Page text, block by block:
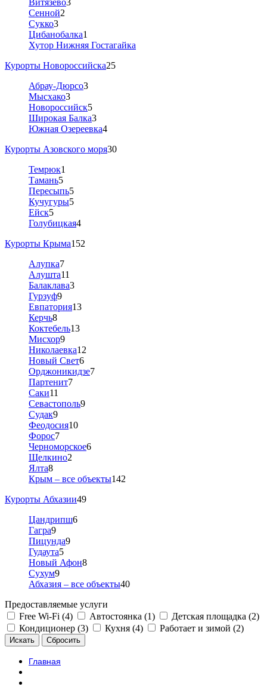
Витязево3
Сенной2
Сукко3
Цибанобалка1
Хутор Нижняя Гостагайка
Курорты Новороссийска25
Абрау-Дюрсо3
Мысхако3
Новороссийск5
Широкая Балка3
Южная Озереевка4
Курорты Азовского моря30
Темрюк1
Тамань5
Пересыпь5
Кучугуры5
Ейск5
Голубицкая4
Курорты Крыма152
Алупка7
Алушта11
Балаклава3
Гурзуф9
Евпатория13
Керчь8
Коктебель13
Мисхор9
Николаевка12
Новый Свет6
Орджоникидзе7
Партенит7
Саки11
Севастополь9
Судак9
Феодосия10
Форос7
Черноморское6
Щелкино2
Ялта8
Крым – все объекты142
Курорты Абхазии49
Цандрипш6
Гагра9
Пицунда9
Гудаута5
Новый Афон8
Сухум9
Абхазия – все объекты40
Предоставляемые услуги
Free Wi-Fi (4)
Автостоянка (1)
Детская площадка (2)
Кондиционер (3)
Кухня (4) Работает и зимой (2)
Главная